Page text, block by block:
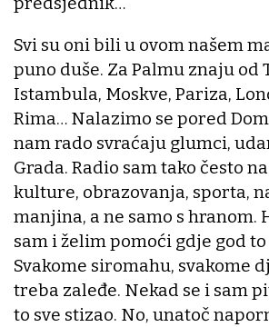
Svi su oni bili u ovom našem
puno duše. Za Palmu znaju od
Istambula, Moskve, Pariza,
Rima… Nalazimo se pored
nam rado svraćaju glumci,
Grada. Radio sam tako često
kulture, obrazovanja, sporta,
manjina, a ne samo s hranom.
sam i želim pomoći gdje god to
Svakome siromahu, svakome
treba zaleđe. Nekad se i sam
to sve stizao. No, unatoč